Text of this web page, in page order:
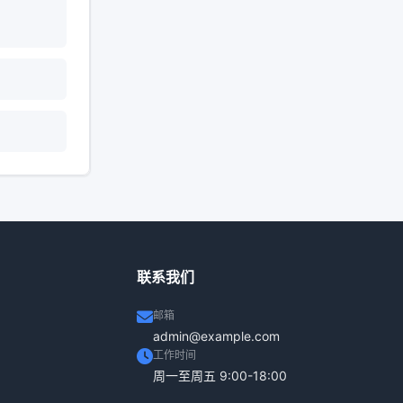
联系我们
邮箱
admin@example.com
工作时间
周一至周五 9:00-18:00